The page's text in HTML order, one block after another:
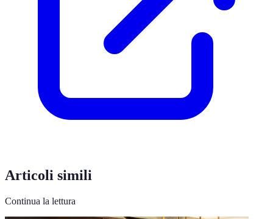
Articoli simili
Continua la lettura